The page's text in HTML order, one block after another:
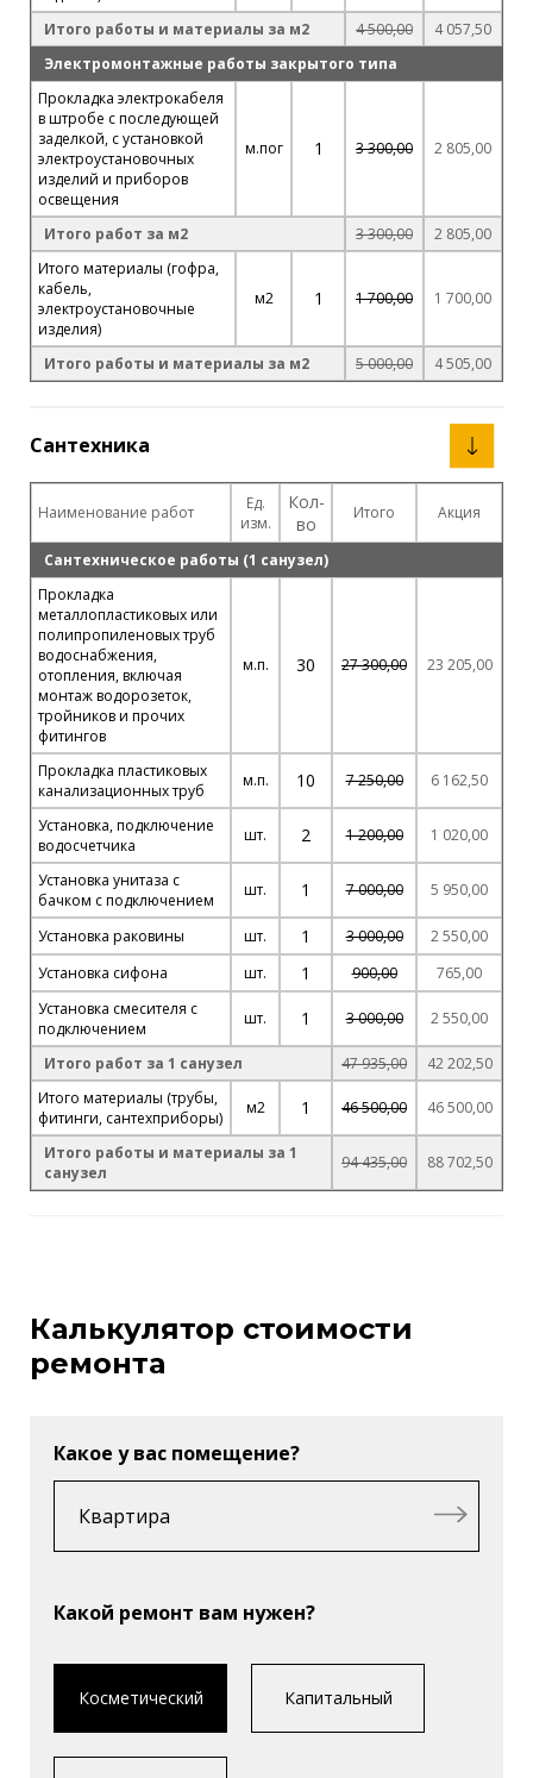
Итого работы и материалы за м2
4 500,00
4 057,50
Электромонтажные работы закрытого типа
Прокладка электрокабеля
в штробе с последующей
заделкой, с установкой
электроустановочных
изделий и приборов
освещения
м.пог 1 3 300,00 2 805,00
Итого работ за м2 3 300,00
2 805,00
Итого материалы (гофра,
кабель,
электроустановочные
изделия)
м2 1 1 700,00 1 700,00
Итого работы и материалы за м2 5 000,00 4 505,00
Сантехника
Наименование работ
Ед.
изм.
Кол-
во
Итого Акция
Сантехническое работы (1 санузел)
Прокладка
металлопластиковых или
полипропиленовых труб
водоснабжения,
отопления, включая
монтаж водорозеток,
тройников и прочих
фитингов
м.п. 30 27 300,00 23 205,00
Прокладка пластиковых
канализационных труб
м.п. 10 7 250,00 6 162,50
Установка, подключение
водосчетчика
шт. 2 1 200,00 1 020,00
Установка унитаза с
бачком с подключением
шт. 1 7 000,00 5 950,00
Установка раковины шт. 1 3 000,00
2 550,00
Установка сифона
шт. 1 900,00
765,00
Установка смесителя с
подключением
шт. 1 3 000,00 2 550,00
Итого работ за 1 санузел 47 935,00
42 202,50
Итого материалы (трубы,
фитинги, сантехприборы)
м2 1 46 500,00 46 500,00
Итого работы и материалы за 1
санузел
94 435,00 88 702,50
Калькулятор стоимости
ремонта
Какое у вас помещение?
Какой ремонт вам нужен?
Косметический Капитальный